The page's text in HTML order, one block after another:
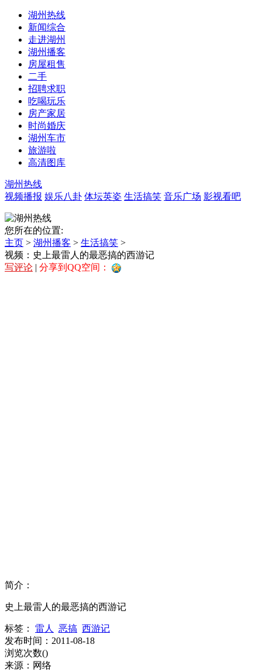
湖州热线
新闻综合
走进湖州
湖州播客
房屋租售
二手
招聘求职
吃喝玩乐
房产家居
时尚婚庆
湖州车市
旅游啦
高清图库
湖州热线
视频播报 娱乐八卦 体坛英姿 生活搞笑 音乐广场 影视看吧
您所在的位置:
主页 > 湖州播客 > 生活搞笑 >
视频：史上最雷人的最恶搞的西游记
写评论 | 分享到QQ空间：
简介：
史上最雷人的最恶搞的西游记
标签： 雷人 恶搞 西游记
发布时间：2011-08-18
浏览次数()
来源：网络